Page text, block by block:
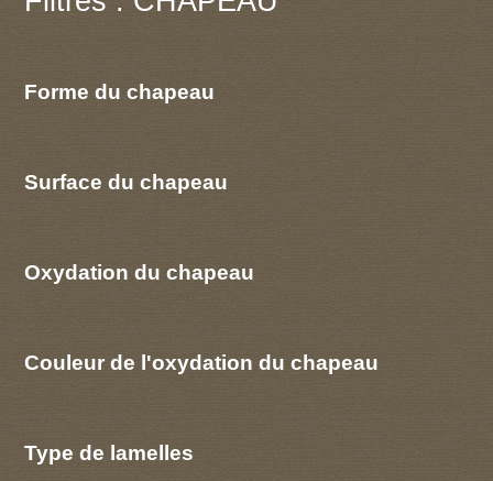
Forme du chapeau
Surface du chapeau
Oxydation du chapeau
Couleur de l'oxydation du chapeau
Type de lamelles